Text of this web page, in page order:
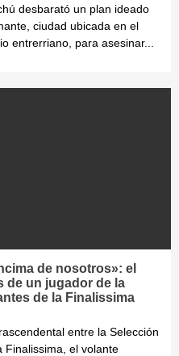
desbarató un plan ideado
ciudad ubicada en el
entrerriano, para asesinar...
de nosotros»: el
de un jugador de la
de la Finalissima
entre la Selección
Finalissima, el volante